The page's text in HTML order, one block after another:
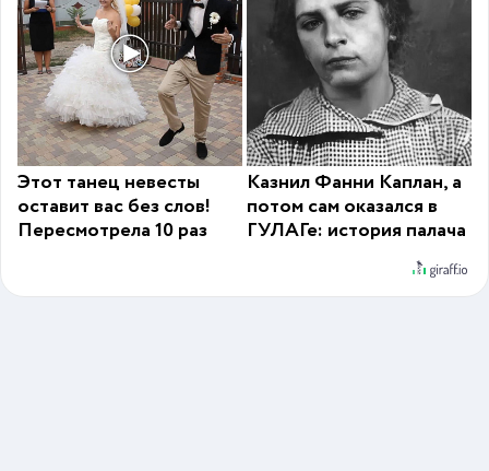
Этот танец невесты
оставит вас без слов!
Пересмотрела 10 раз
Казнил Фанни Каплан, а
потом сам оказался в
ГУЛАГе: история палача